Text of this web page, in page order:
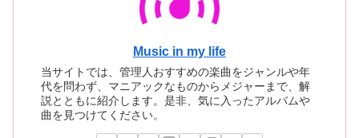
Music in my life
当サイトでは、管理人おすすめの楽曲をジャンルや年
代を問わず、マニアックなものからメジャーまで、解
説とともに紹介します。是非、気に入ったアルバムや
曲を見つけてください。